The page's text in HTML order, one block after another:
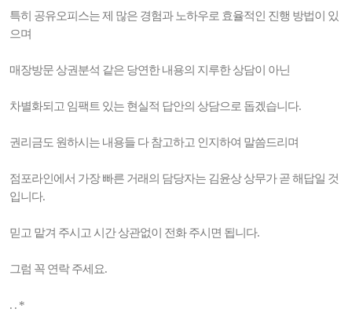
특히 공유오피스는 제 많은 경험과 노하우로 효율적인 진행 방법이 있
으며
매장방문 상권분석 같은 당연한 내용의 지루한 상담이 아닌
차별화되고 임팩트 있는 현실적 답안의 상담으로 돕겠습니다.
권리금도 원하시는 내용들 다 참고하고 인지하여 말씀드리며
점포라인에서 가장 빠른 거래의 담당자는 김윤상 상무가 곧 해답일 것
입니다.
믿고 맡겨 주시고 시간 상관없이 전화 주시면 됩니다.
그럼 꼭 연락 주세요.
. . *